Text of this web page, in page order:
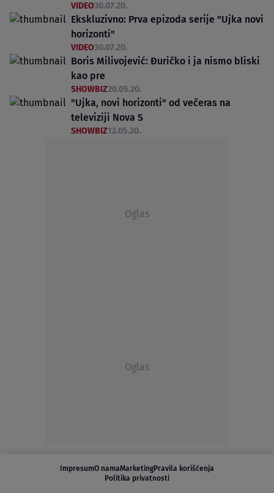
VIDEO30.07.20.
Ekskluzivno: Prva epizoda serije "Ujka novi
horizonti"
VIDEO30.07.20.
Boris Milivojević: Đuričko i ja nismo bliski
kao pre
SHOWBIZ20.05.20.
"Ujka, novi horizonti" od večeras na
televiziji Nova S
SHOWBIZ12.05.20.
Oglas
Oglas
ImpresumO namaMarketingPravila korišćenja
Politika privatnosti